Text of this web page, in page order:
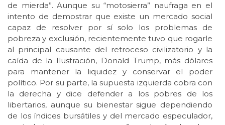
de mierda”. Aunque su “motosierra” naufraga en el
intento de demostrar que existe un mercado social
capaz de resolver por sí solo los problemas de
pobreza y exclusión, recientemente tuvo que rogarle
al principal causante del retroceso civilizatorio y la
caída de la Ilustración, Donald Trump, más dólares
para mantener la liquidez y conservar el poder
político. Por su parte, la supuesta izquierda cobra con
la derecha y dice defender a los pobres de los
libertarios, aunque su bienestar sigue dependiendo
de los índices bursátiles y del mercado especulador,